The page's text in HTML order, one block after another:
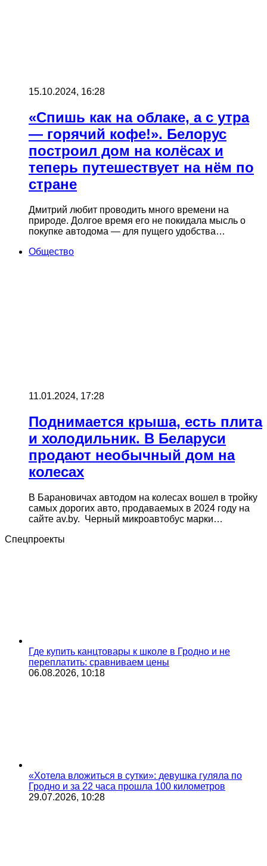
15.10.2024, 16:28
«Спишь как на облаке, а с утра
— горячий кофе!». Белорус
построил дом на колёсах и
теперь путешествует на нём по
стране
Дмитрий любит проводить много времени на
природе. Долгое время его не покидала мысль о
покупке автодома — для пущего удобства…
Общество
11.01.2024, 17:28
Поднимается крыша, есть плита
и холодильник. В Беларуси
продают необычный дом на
колесах
В Барановичах автодом на колесах вошел в тройку
самых дорогих авто, продаваемых в 2024 году на
сайте av.by. Черный микроавтобус марки…
Спецпроекты
Где купить канцтовары к школе в Гродно и не
переплатить: сравниваем цены
06.08.2026, 10:18
«Хотела вложиться в сутки»: девушка гуляла по
Гродно и за 22 часа прошла 100 километров
29.07.2026, 10:28